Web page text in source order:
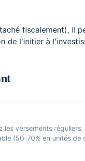
fiscalement), il
de l'initier à
les versements
(50-70% en unités de